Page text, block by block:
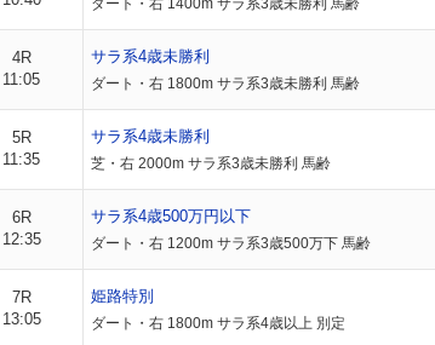
ダート・右 1400m サラ系3歳未勝利 馬齢
4R
11:05
サラ系4歳未勝利
ダート・右 1800m サラ系3歳未勝利 馬齢
5R
11:35
サラ系4歳未勝利
芝・右 2000m サラ系3歳未勝利 馬齢
6R
12:35
サラ系4歳500万円以下
ダート・右 1200m サラ系3歳500万下 馬齢
7R
13:05
姫路特別
ダート・右 1800m サラ系4歳以上 別定